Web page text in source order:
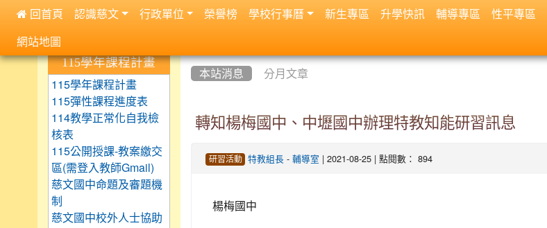
:::
本站消息 分月文章
轉知楊梅國中、中壢國中辦理特教知能研習訊息
研習活動 特教組長 -輔導室 | 2021-08-25 | 點閱數： 894
楊梅國中
::: 115學年課程計畫
115學年課程計畫
115彈性課程進度表
114教學正常化自我檢
核表
115公開授課-教案繳交
區(需登入教師Gmail)
慈文國中命題及審題機
制
慈文國中校外人士協助
 回首頁 認識慈文 行政單位 榮譽榜 學校行事曆 新生專區 升學快訊 輔導專區 性平專區
網站地圖